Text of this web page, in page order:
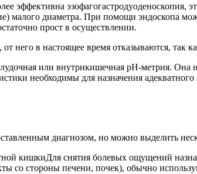
эффективна эзофагогастродуоденоскопия,
малого диаметра. При помощи эндоскопа
прост в осуществлении.
него в настоящее время отказываются, так
или внутрикишечная рН-метрия. Она
необходимы для назначения
диагнозом, но можно выделить
Для снятия болевых ощущений
со стороны печени, почек), обычно